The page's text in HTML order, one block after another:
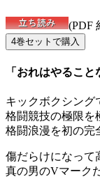
(PDF
「おれはやるこ
キックボクシング
格闘競技の極限を
格闘浪漫を初の完
傷だらけになって
真の男のVマーク